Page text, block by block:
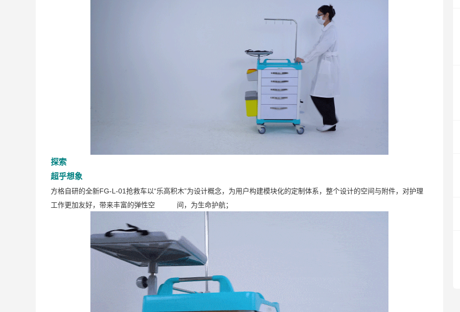
探索
超乎想象
方格自研的全新FG-L-01抢救车以“乐高积木”为设计概念，为用户构建模块化的定制体系，整个设计的空间与附件，对护理
工作更加友好，带来丰富的弹性空 间，为生命护航；